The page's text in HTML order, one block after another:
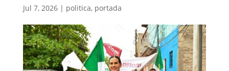
Jul 7, 2026| politica, portada